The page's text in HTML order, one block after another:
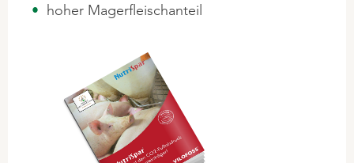
hoher Magerfleischanteil